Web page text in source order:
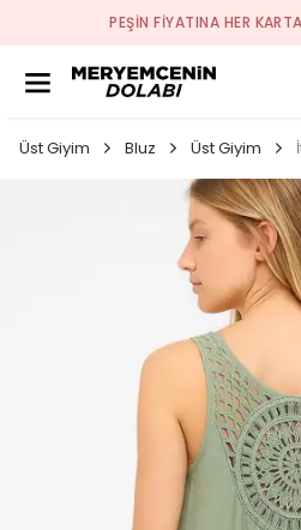
PEŞİN FİYATINA HER
Üst Giyim Bluz Üst Giyim